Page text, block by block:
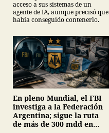
acceso a sus sistemas de un
agente de IA, aunque precisó que
había conseguido contenerlo.
En pleno Mundial, el FBI
investiga a la Federación
Argentina; sigue la ruta
de más de 300 mdd en